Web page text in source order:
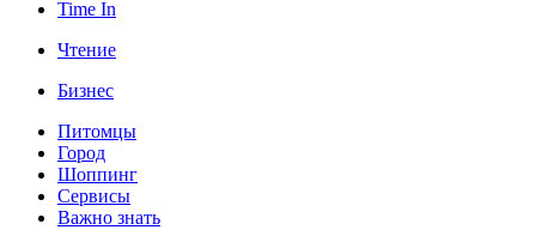
Time In
Чтение
Бизнес
Питомцы
Город
Шоппинг
Сервисы
Важно знать